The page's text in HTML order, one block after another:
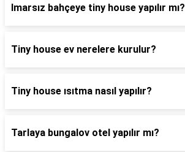
Imarsız bahçeye tiny house yapılır mı?
Tiny house ev nerelere kurulur?
Tiny house ısıtma nasıl yapılır?
Tarlaya bungalov otel yapılır mı?